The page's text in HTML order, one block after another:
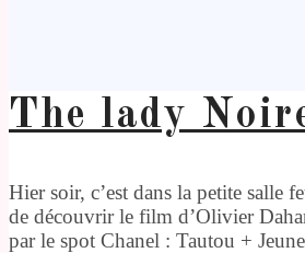
The lady
Hier soir, c’est dans la petite salle
de découvrir le film d’Olivier
par le spot Chanel : Tautou +